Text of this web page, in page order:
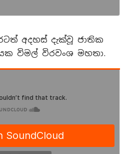
අදහස් දැක්වූ ජාතික
විමල් විරවංශ මහතා.